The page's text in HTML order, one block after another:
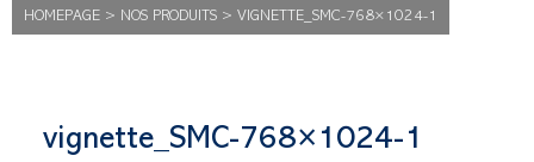
HOMEPAGE > NOS PRODUITS > VIGNETTE_SMC-768×1024-1
vignette_SMC-768×1024-1